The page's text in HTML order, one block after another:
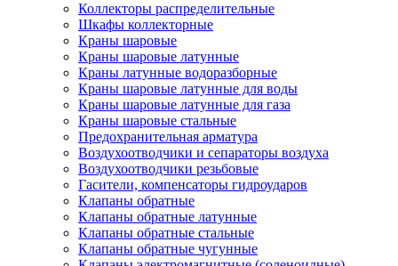
Коллекторы распределительные
Шкафы коллекторные
Краны шаровые
Краны шаровые латунные
Краны латунные водоразборные
Краны шаровые латунные для воды
Краны шаровые латунные для газа
Краны шаровые стальные
Предохранительная арматура
Воздухоотводчики и сепараторы воздуха
Воздухоотводчики резьбовые
Гасители, компенсаторы гидроударов
Клапаны обратные
Клапаны обратные латунные
Клапаны обратные стальные
Клапаны обратные чугунные